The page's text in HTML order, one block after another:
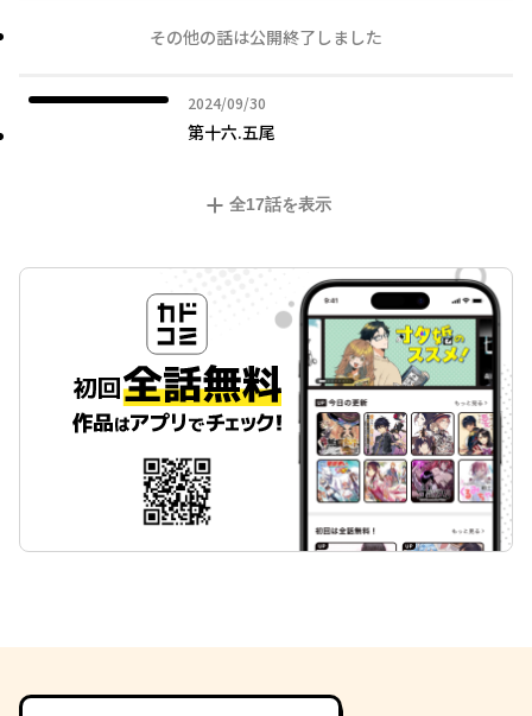
その他の話は公開終了しました
2024/09/30
2024年09月30日
第十六.五尾
全17話を表示